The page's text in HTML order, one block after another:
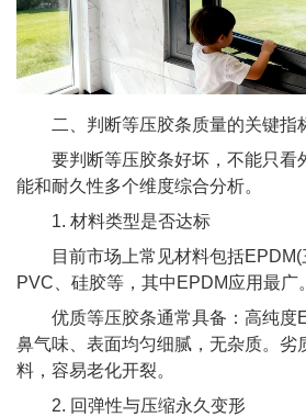
二、判断等压胶条质量的关键指
要判断等压胶条好坏，不能只看
能和耐久性多个维度综合分析。
1. 材料类型是否达标
目前市场上常见材料包括EPDM(
PVC、硅胶等，其中EPDM应用最广。
优质等压胶条通常具备：高纯度
鼻气味、表面均匀细腻，无杂质。劣
料，容易老化开裂。
2. 回弹性与压缩永久变形